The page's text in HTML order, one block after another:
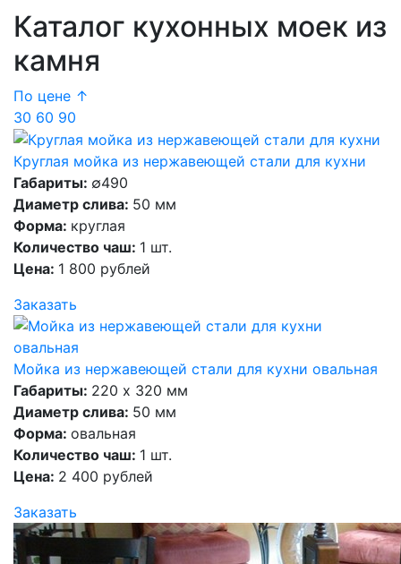
Каталог кухонных моек из
камня
По цене ↑
30 60 90
Круглая мойка из нержавеющей стали для кухни
Габариты: ∅490
Диаметр слива: 50 мм
Форма: круглая
Количество чаш: 1 шт.
Цена: 1 800 рублей
Заказать
Мойка из нержавеющей стали для кухни овальная
Габариты: 220 х 320 мм
Диаметр слива: 50 мм
Форма: овальная
Количество чаш: 1 шт.
Цена: 2 400 рублей
Заказать